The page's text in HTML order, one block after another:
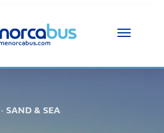
SAND & SEA